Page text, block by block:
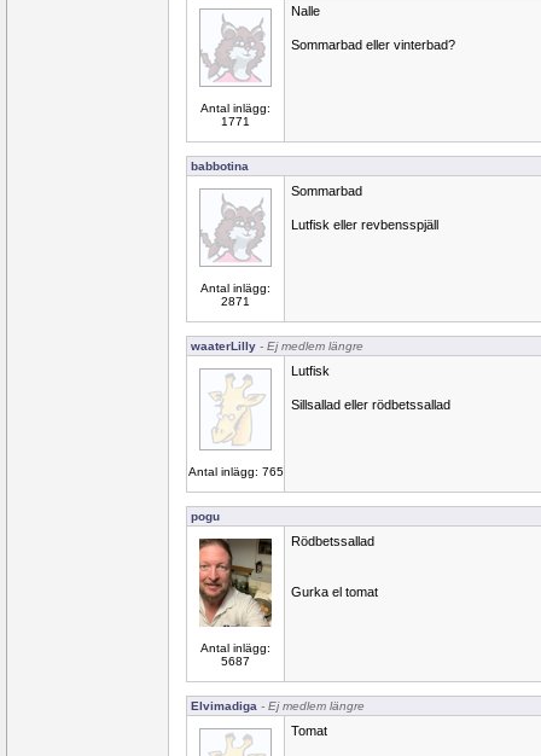
Antal inlägg:
1771
Nalle
Sommarbad eller vinterbad?
babbotina
Antal inlägg:
2871
Sommarbad
Lutfisk eller revbensspjäll
waaterLilly - Ej medlem längre
Antal inlägg: 765
Lutfisk
Sillsallad eller rödbetssallad
pogu
Antal inlägg:
5687
Rödbetssallad
Gurka el tomat
Elvimadiga - Ej medlem längre
Tomat